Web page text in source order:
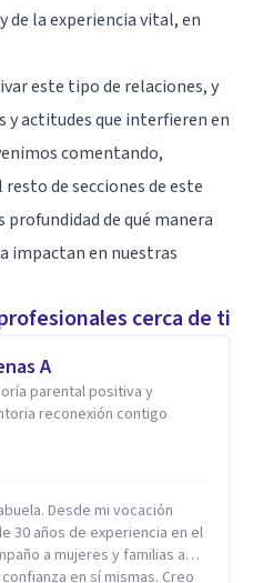
de la experiencia vital, en
este tipo de relaciones, y
actitudes que interfieren en
comentando,
de secciones de este
de qué manera
impactan en nuestras
cerca de ti
A
parental positiva y
reconexión contigo
Desde mi vocación
30 años de experiencia en el
a mujeres y familias a
en sí mismas. Creo